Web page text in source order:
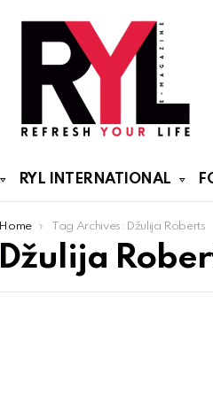
RYL INTERNATIONAL
Home Tag Archives: Džulija Roberts
Džulija